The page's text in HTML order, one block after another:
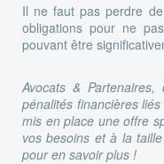
Il ne faut pas perdre
obligations pour ne
pouvant être
Avocats &
pénalités financières
mis en place une offre
vos besoins et à la
pour en savoir plus !